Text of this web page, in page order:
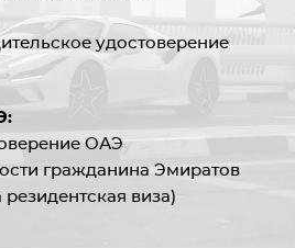
удостоверение
ОАЭ
гражданина Эмиратов
виза)